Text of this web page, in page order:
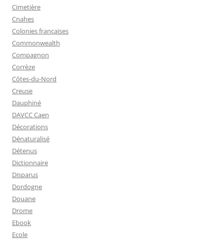
Cimetière
Cnahes
Colonies françaises
Commonwealth
Compagnon
Corrèze
Côtes-du-Nord
Creuse
Dauphiné
DAVCC Caen
Décorations
Dénaturalisé
Détenus
Dictionnaire
Disparus
Dordogne
Douane
Drome
Ebook
Ecole